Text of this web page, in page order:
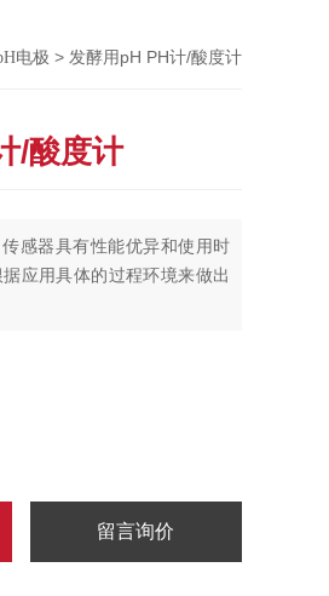
电极 > 发酵用pH PH计/酸度计
/酸度计
感器具有性能优异和使用时
应用具体的过程环境来做出
留言询价